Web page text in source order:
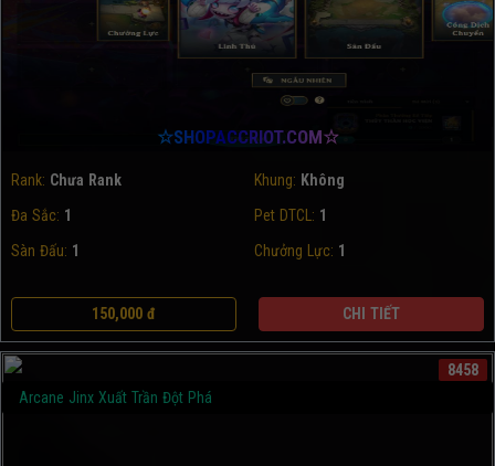
☆SHOPACCRIOT.COM☆
Rank: Chưa Rank Khung: Không
Đa Sắc: 1 Pet DTCL: 1
Sàn Đấu: 1 Chưởng Lực: 1
150,000 đ CHI TIẾT
Arcane Jinx Xuất Trần Đột Phá
8458